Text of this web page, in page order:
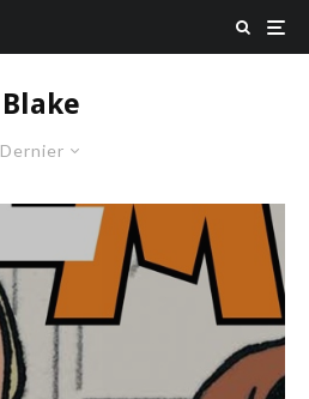
Blake
Dernier